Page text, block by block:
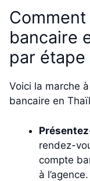
bancaire
par étape
Voici la marche
bancaire en
rendez-
compte
à